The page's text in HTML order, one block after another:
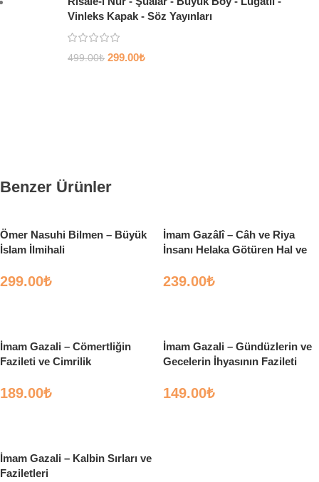
Vinleks Kapak - Söz Yayınları
499.00₺ 299.00₺
Benzer Ürünler
Ömer Nasuhi Bilmen – Büyük
İslam İlmihali
299.00₺
İmam Gazâlî – Câh ve Riya
İnsanı Helaka Götüren Hal ve
239.00₺
İmam Gazali – Cömertliğin
Fazileti ve Cimrilik
189.00₺
İmam Gazali – Gündüzlerin ve
Gecelerin İhyasının Fazileti
149.00₺
İmam Gazali – Kalbin Sırları ve
Faziletleri